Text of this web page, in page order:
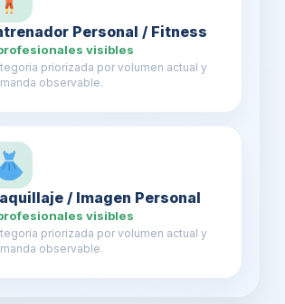
Personal / Fitness
visibles
priorizada por volumen actual y
observable.
/ Imagen Personal
visibles
priorizada por volumen actual y
observable.